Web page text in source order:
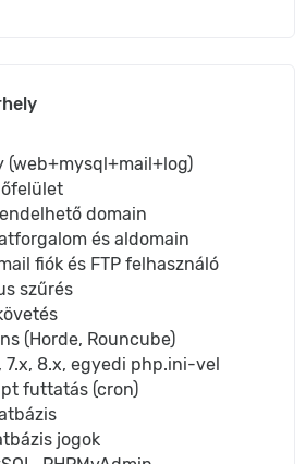
(web+mysql+mail+log)
domain
és aldomain
fiók és FTP felhasználó
szűrés
(Horde, Rouncube)
7.x, 8.x, egyedi php.ini-vel
futtatás (cron)
jogok